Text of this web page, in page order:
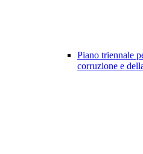
Piano triennale
corruzione e